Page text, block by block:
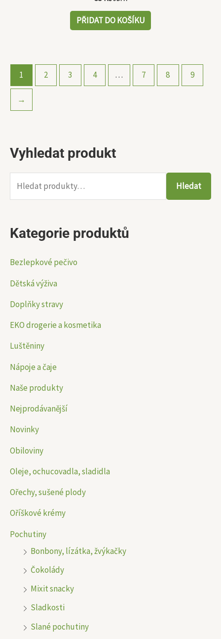
Vyhledat produkt
H
d
t
Hledat
Kategorie produktů
Bezlepkové pečivo
Dětská výživa
Doplňky stravy
EKO drogerie a kosmetika
Luštěniny
Nápoje a čaje
Naše produkty
Nejprodávanější
Novinky
Obiloviny
Oleje, ochucovadla, sladidla
Ořechy, sušené plody
Oříškové krémy
Pochutiny
Bonbony, lízátka, žvýkačky
Čokolády
Mixit snacky
Sladkosti
Slané pochutiny
M
i
á
e
PŘIDAT DO KOŠÍKU
1 2 3 4 … 7 8 9
→